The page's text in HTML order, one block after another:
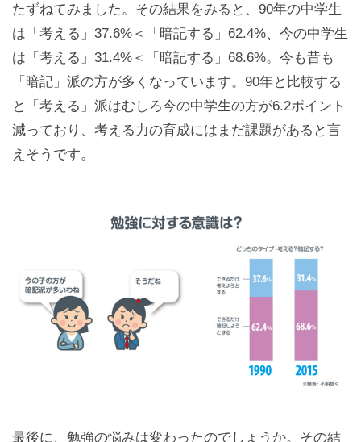
たずねてみました。その結果をみると、90年の中学生
は「考える」37.6%＜「暗記する」62.4%、今の中学生
は「考える」31.4%＜「暗記する」68.6%。今も昔も
「暗記」派の方が多くなっています。90年と比較する
と「考える」派はむしろ今の中学生の方が6.2ポイント
減っており、考える力の育成にはまだ課題があると言
えそうです。
最後に、勉強の悩みは変わったのでしょうか。その結